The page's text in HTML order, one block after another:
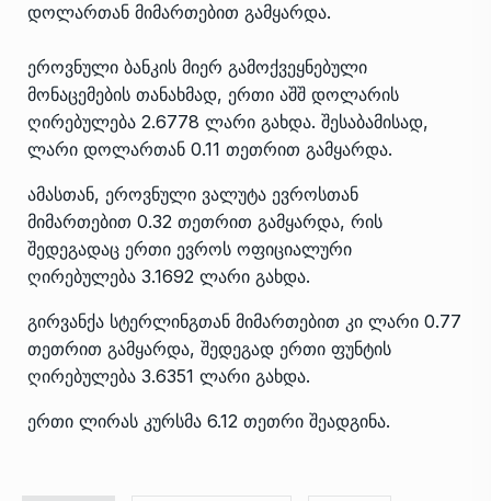
დოლართან მიმართებით გამყარდა.
ეროვნული ბანკის მიერ გამოქვეყნებული
მონაცემების თანახმად, ერთი აშშ დოლარის
ღირებულება 2.6778 ლარი გახდა. შესაბამისად,
ლარი დოლართან 0.11 თეთრით გამყარდა.
ამასთან, ეროვნული ვალუტა ევროსთან
მიმართებით 0.32 თეთრით გამყარდა, რის
შედეგადაც ერთი ევროს ოფიციალური
ღირებულება 3.1692 ლარი გახდა.
გირვანქა სტერლინგთან მიმართებით კი ლარი 0.77
თეთრით გამყარდა, შედეგად ერთი ფუნტის
ღირებულება 3.6351 ლარი გახდა.
ერთი ლირას კურსმა 6.12 თეთრი შეადგინა.